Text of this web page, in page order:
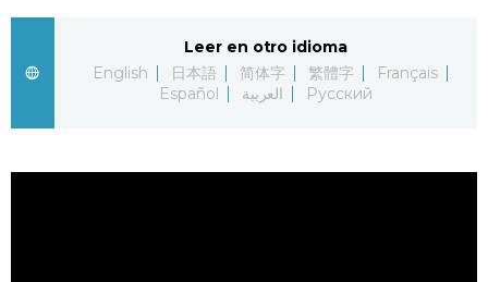
Leer en otro idioma
English
日本語 简体字 繁體字
Français
Español
العربية Русский